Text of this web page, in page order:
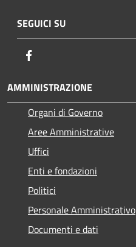
SEGUICI SU
AMMINISTRAZIONE
Organi di Governo
Aree Amministrative
Uffici
Enti e fondazioni
Politici
Personale Amministrativo
Documenti e dati